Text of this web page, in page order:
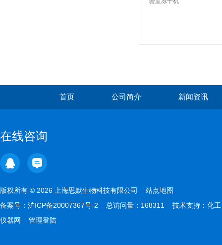
首页 公司简介 新闻资讯
在线咨询
版权所有 © 2026 上海思默生物科技有限公司 站点地图
备案号： 沪ICP备20007367号-2 总访问量：168311 技术支持： 化工
仪器网
管理登陆